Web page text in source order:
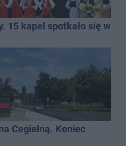
15 kapel spotkało się w
Cegielną. Koniec